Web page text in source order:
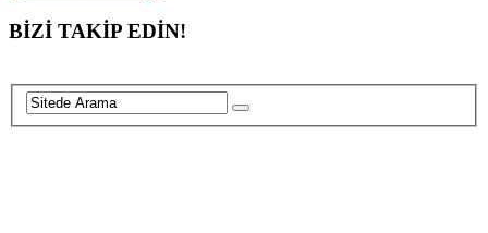
BİZİ TAKİP EDİN!